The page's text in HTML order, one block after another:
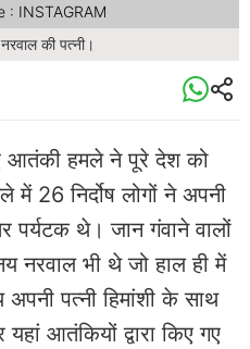
की पत्नी।
: INSTAGRAM
आतंकी हमले ने पूरे देश को
26 निर्दोष लोगों ने अपनी
पर्यटक थे। जान गंवाने वालों
नरवाल भी थे जो हाल ही में
पत्नी हिमांशी के साथ
आतंकियों द्वारा किए गए